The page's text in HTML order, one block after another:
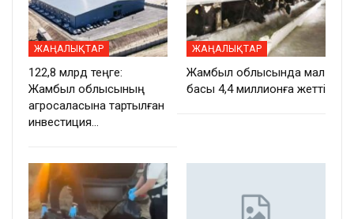
ЖАҢАЛЫҚТАР
122,8 млрд теңге:
Жамбыл облысының
агросаласына тартылған
инвестиция…
ЖАҢАЛЫҚТАР
Жамбыл облысында мал
басы 4,4 миллионға жетті